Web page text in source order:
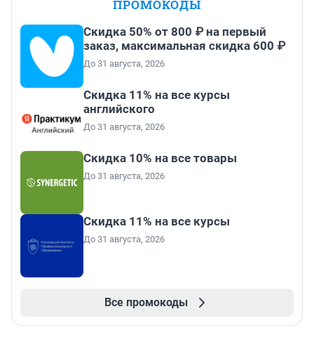
ПРОМОКОДЫ
Скидка 50% от 800 ₽ на первый
заказ, максимальная скидка 600 ₽
До 31 августа, 2026
Скидка 11% на все курсы
английского
До 31 августа, 2026
Скидка 10% на все товары
До 31 августа, 2026
Скидка 11% на все курсы
До 31 августа, 2026
Все промокоды